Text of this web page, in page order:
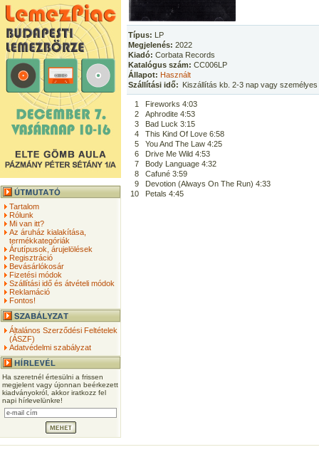
Tartalom
Rólunk
Mi van itt?
Az áruház kialakítása,
termékkategóriák
Árutípusok, árujelölések
Regisztráció
Bevásárlókosár
Fizetési módok
Szállítási idő és átvételi módok
Reklamáció
Fontos!
Általános Szerződési Feltételek
(ÁSZF)
Adatvédelmi szabályzat
Ha szeretnél értesülni a frissen
megjelent vagy újonnan beérkezett
kiadványokról, akkor iratkozz fel
napi hírlevelünkre!
Típus: LP
Megjelenés: 2022
Kiadó: Corbata Records
Katalógus szám: CC006LP
Állapot: Használt
Szállítási idő: Kiszállítás kb. 2-3 nap vagy
1
Fireworks 4:03
2
Aphrodite 4:53
3
Bad Luck 3:15
4
This Kind Of Love 6:58
5
You And The Law 4:25
6
Drive Me Wild 4:53
7
Body Language 4:32
8
Cafuné 3:59
9
Devotion (Always On The Run) 4:33
10
Petals 4:45